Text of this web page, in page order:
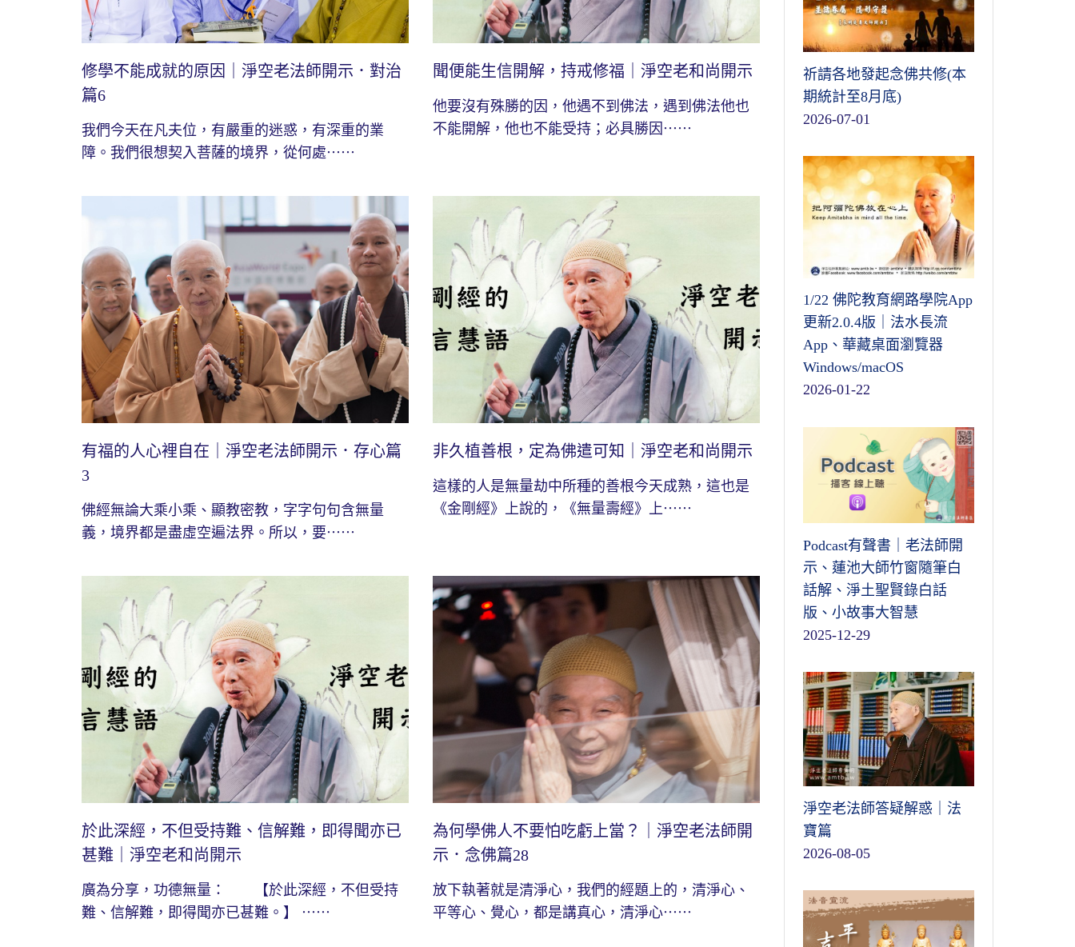
修學不能成就的原因｜淨空老法師開示．對治
篇6
我們今天在凡夫位，有嚴重的迷惑，有深重的業
障。我們很想契入菩薩的境界，從何處⋯⋯
聞便能生信開解，持戒修福｜淨空老和尚開示
他要沒有殊勝的因，他遇不到佛法，遇到佛法他也
不能開解，他也不能受持；必具勝因⋯⋯
有福的人心裡自在｜淨空老法師開示．存心篇
3
佛經無論大乘小乘、顯教密教，字字句句含無量
義，境界都是盡虛空遍法界。所以，要⋯⋯
非久植善根，定為佛遣可知｜淨空老和尚開示
這樣的人是無量劫中所種的善根今天成熟，這也是
《金剛經》上說的，《無量壽經》上⋯⋯
於此深經，不但受持難、信解難，即得聞亦已
甚難｜淨空老和尚開示
廣為分享，功德無量： 【於此深經，不但受持
難、信解難，即得聞亦已甚難。】 ⋯⋯
為何學佛人不要怕吃虧上當？｜淨空老法師開
示．念佛篇28
放下執著就是清淨心，我們的經題上的，清淨心、
平等心、覺心，都是講真心，清淨心⋯⋯
祈請各地發起念佛共修(本
期統計至8月底)
2026-07-01
1/22 佛陀教育網路學院App
更新2.0.4版｜法水長流
App、華藏桌面瀏覽器
Windows/macOS
2026-01-22
Podcast有聲書｜老法師開
示、蓮池大師竹窗隨筆白
話解、淨土聖賢錄白話
版、小故事大智慧
2025-12-29
淨空老法師答疑解惑｜法
寶篇
2026-08-05